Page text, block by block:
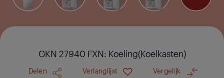
GKN 27940 FXN: Koeling(Koelkasten)
Delen Verlanglijst Vergelijk